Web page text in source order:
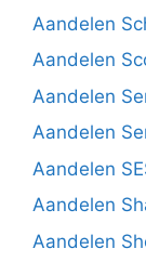
Aandelen
Aandelen
Aandelen
Aandelen
Aandelen
Aandelen
Aandelen